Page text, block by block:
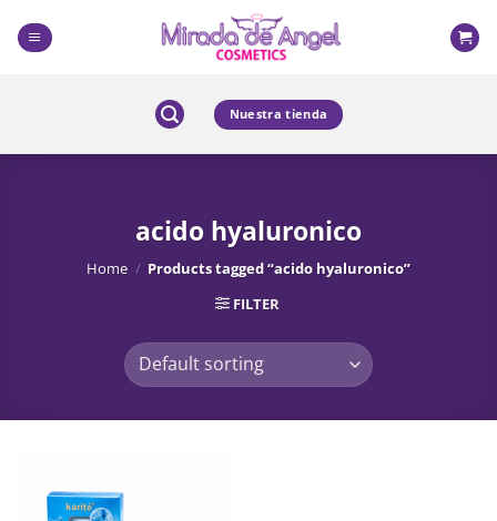
content
Nuestra tienda
acido hyaluronico
Home / Products tagged “acido hyaluronico”
FILTER